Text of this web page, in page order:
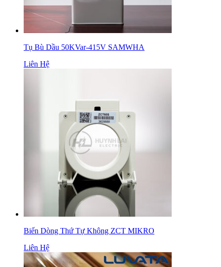
Tụ Bù Dầu 50KVar-415V SAMWHA
Liên Hệ
Biến Dòng Thứ Tự Không ZCT MIKRO
Liên Hệ